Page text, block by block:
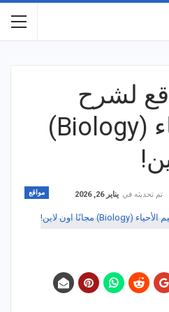
مواقع لشرح
وتعليم الأحياء (Biology)
مواقع تم تحديثه في يناير 26, 2026